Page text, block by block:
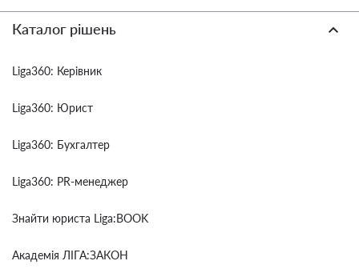
Каталог рішень
Liga360: Керівник
Liga360: Юрист
Liga360: Бухгалтер
Liga360: PR-менеджер
Знайти юриста Liga:BOOK
Академія ЛІГА:ЗАКОН